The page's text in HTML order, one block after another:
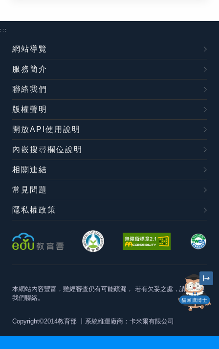
貓頭鷹博士
:::
網站導覽
服務簡介
聯絡我們
版權聲明
開放API使用說明
內嵌搜尋欄位說明
相關連結
常見問題
隱私權政策
本網站內容豐富，雖經審查仍有可能疏漏， 若有欠妥之處，請隨時與
我們聯絡。
Copyright©2014教育部 丨系統維運廠商：卡米爾有限公司